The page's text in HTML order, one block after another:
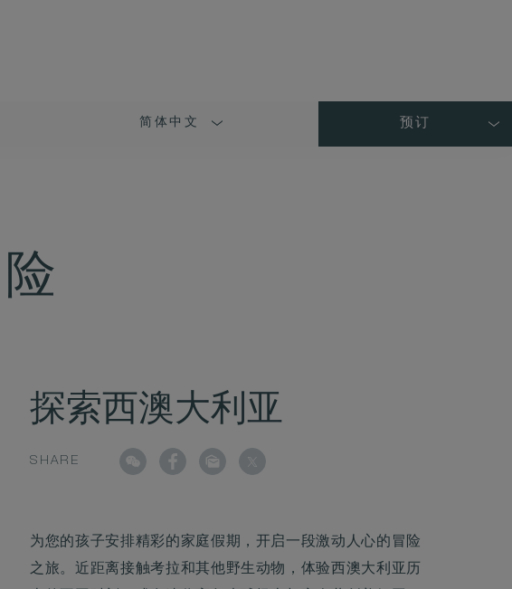
简体中文 预订
探索西澳大利亚
SHARE
为您的孩子安排精彩的家庭假期，开启一段激动人心的冒险
之旅。近距离接触考拉和其他野生动物，体验西澳大利亚历